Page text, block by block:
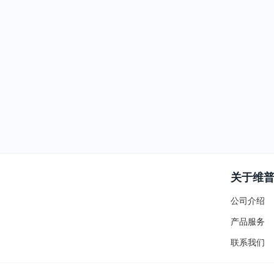
关于维普
公司介绍
产品服务
联系我们